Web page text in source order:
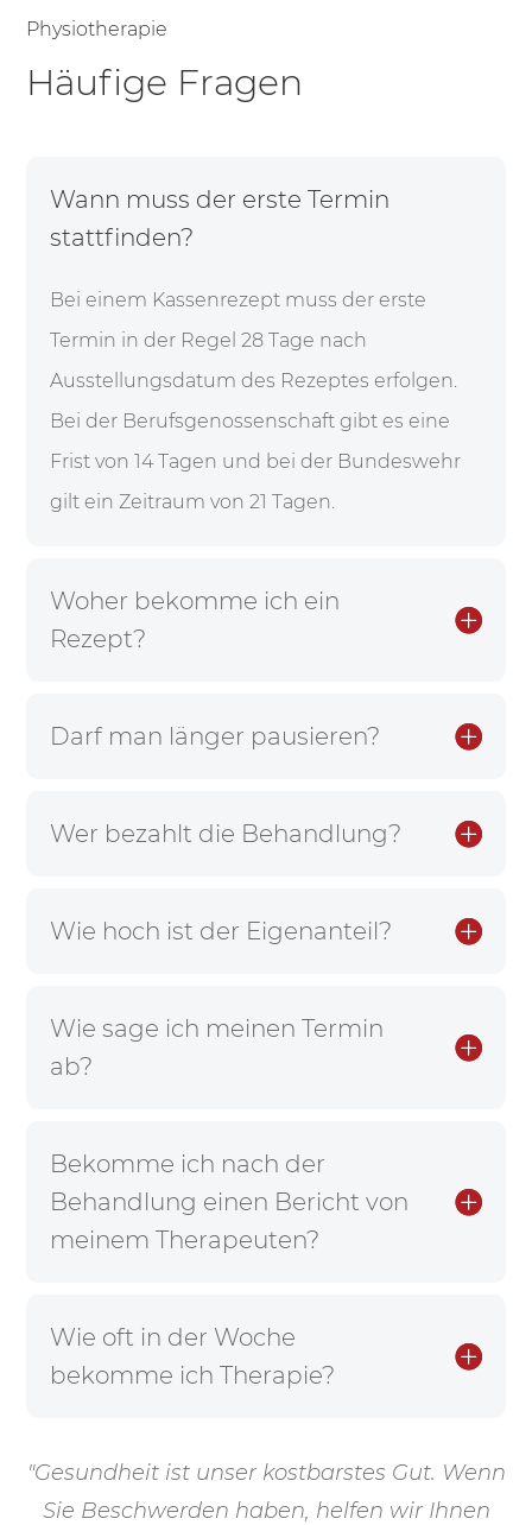
Physiotherapie
Häufige Fragen
Wann muss der erste Termin
stattfinden?
Bei einem Kassenrezept muss der erste
Termin in der Regel 28 Tage nach
Ausstellungsdatum des Rezeptes erfolgen.
Bei der Berufsgenossenschaft gibt es eine
Frist von 14 Tagen und bei der Bundeswehr
gilt ein Zeitraum von21 Tagen.
Woher bekomme ich ein
Rezept?
Darf man länger pausieren?
Wer bezahlt die Behandlung?
Wie hoch ist der Eigenanteil?
Wie sage ich meinen Termin
ab?
Bekomme ich nach der
Behandlung einen Bericht von
meinem Therapeuten?
Wie oft in der Woche
bekomme ich Therapie?
"Gesundheit ist unser kostbarstes Gut. Wenn
Sie Beschwerden haben, helfen wir Ihnen